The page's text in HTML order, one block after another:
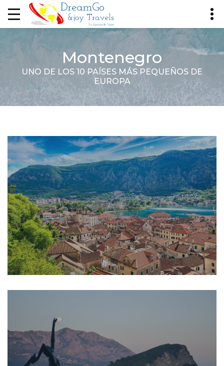
Montenegro
UNO DE LOS 10 PAÍSES MÁS PEQUEÑOS DE
EUROPA